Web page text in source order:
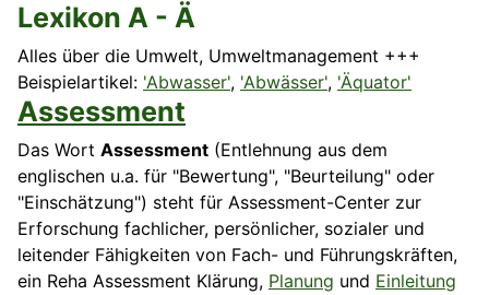
Lexikon A - Ä
Alles über die Umwelt, Umweltmanagement +++
Beispielartikel: 'Abwasser', 'Abwässer', 'Äquator'
Assessment
Das Wort Assessment (Entlehnung aus dem
englischen u.a. für "Bewertung", "Beurteilung" oder
"Einschätzung") steht für Assessment-Center zur
Erforschung fachlicher, persönlicher, sozialer und
leitender Fähigkeiten von Fach- und Führungskräften,
ein Reha Assessment Klärung, Planung und Einleitung